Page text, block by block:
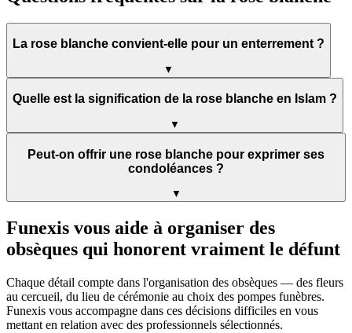
La rose blanche convient-elle pour un enterrement ?
▼
Quelle est la signification de la rose blanche en Islam ?
▼
Peut-on offrir une rose blanche pour exprimer ses
condoléances ?
▼
Funexis vous aide à organiser des
obsèques qui honorent vraiment le défunt
Chaque détail compte dans l'organisation des obsèques — des fleurs
au cercueil, du lieu de cérémonie au choix des pompes funèbres.
Funexis vous accompagne dans ces décisions difficiles en vous
mettant en relation avec des professionnels sélectionnés.